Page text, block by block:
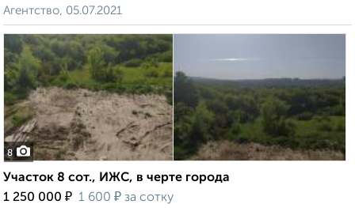
Агентство, 05.07.2021
8
Участок 8 сот., ИЖС, в черте города
1 250 000 ₽ 1 600 ₽ за сотку